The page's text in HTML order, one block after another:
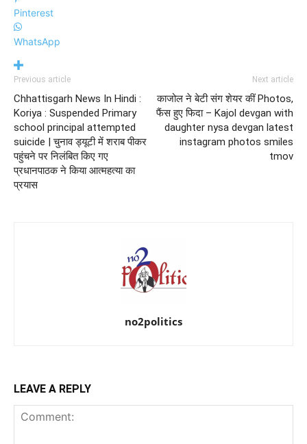
Pinterest
WhatsApp
Previous article
Chhattisgarh News In Hindi :
Koriya : Suspended Primary
school principal attempted
suicide | चुनाव ड्यूटी में शराब पीकर
पहुंचने पर निलंबित किए गए
प्रधानपाठक ने किया आत्महत्या का
प्रयास
Next article
काजोल ने बेटी संग शेयर कीं Photos,
फैंस हुए फिदा – Kajol devgan with
daughter nysa devgan latest
instagram photos smiles
tmov
no2politics
LEAVE A REPLY